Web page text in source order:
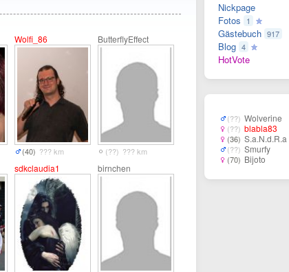
Wolfi_86
(40) ??? km
ButterflyEffect
(??) ??? km
sdkclaudia1 birnchen
Nickpage
Fotos
1
Gästebuch 917
Blog 4
HotVote
(??) Wolverine
(??) blabla83
(36) S.a.N.d.R.a
(??) Smurfy
(70) Bijoto